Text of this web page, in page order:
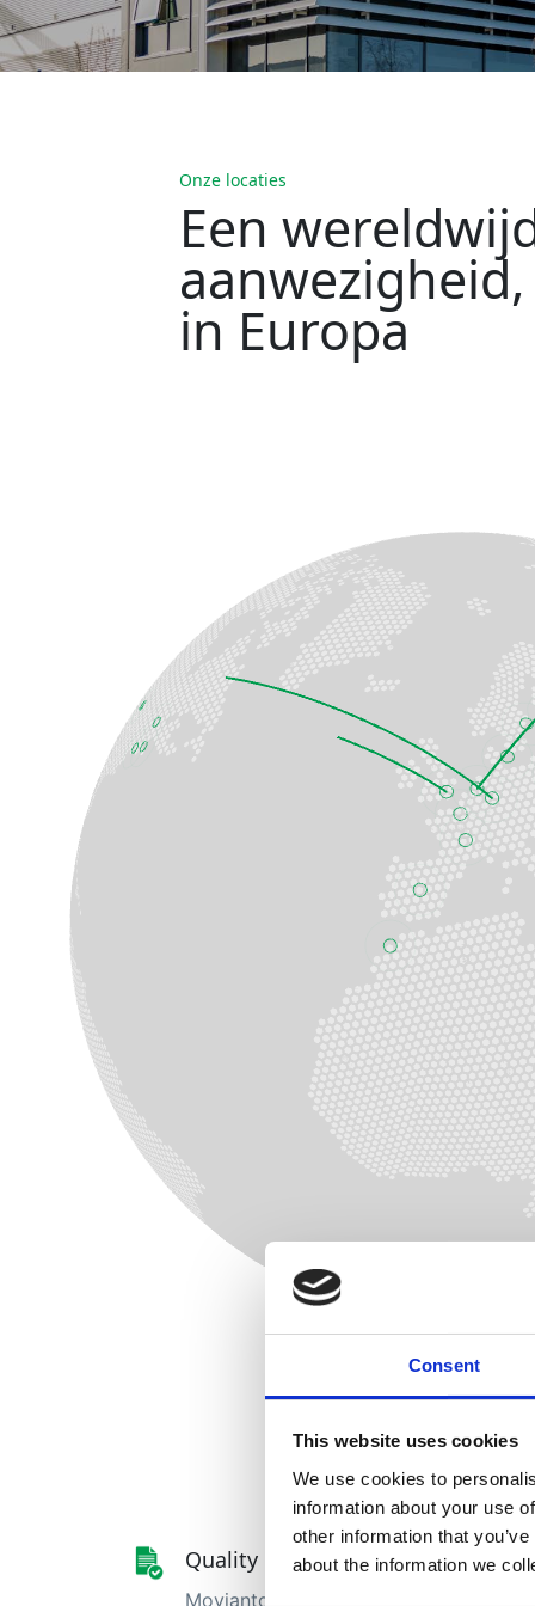
Consent
This website uses cookies
We use cookies to
information about your use
other information that
about the information we
Onze locaties
Een
in Europa
Quality Management
Movianto offers our clients the best not